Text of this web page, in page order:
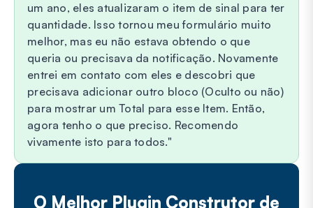
um ano, eles atualizaram o item de sinal para ter
quantidade. Isso tornou meu formulário muito
melhor, mas eu não estava obtendo o que
queria ou precisava da notificação. Novamente
entrei em contato com eles e descobri que
precisava adicionar outro bloco (Oculto ou não)
para mostrar um Total para esse Item. Então,
agora tenho o que preciso. Recomendo
vivamente isto para todos.
O Melhor Plugin Construtor de